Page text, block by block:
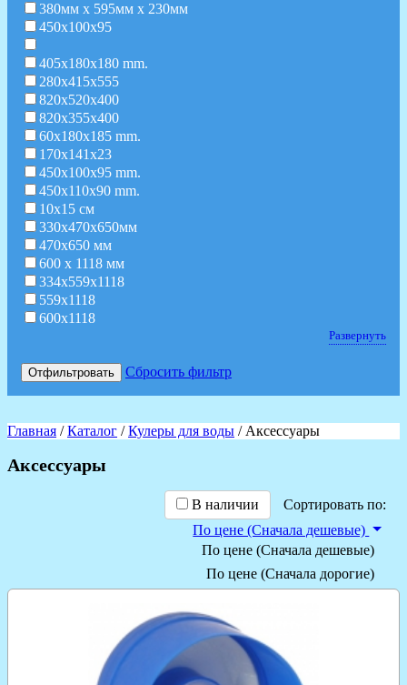
380мм x 595мм x 230мм
450x100x95
405x180x180 mm.
280x415x555
820x520x400
820x355x400
60x180x185 mm.
170x141x23
450x100x95 mm.
450x110x90 mm.
10х15 см
330х470х650мм
470х650 мм
600 х 1118 мм
334х559х1118
559х1118
600х1118
Развернуть
Отфильтровать Сбросить фильтр
Главная /Каталог /Кулеры для воды / Аксессуары
Аксессуары
В наличии
Сортировать по:
По цене (Сначала дешевые)
По цене (Сначала дешевые)
По цене (Сначала дорогие)